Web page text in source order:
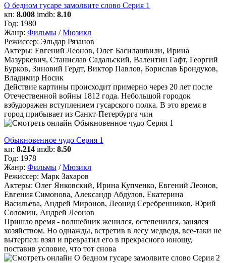
О бедном гусаре замолвите слово Серия 1
кп: 8.008 imdb: 8.10
Год: 1980
Жанр: Фильмы /Мюзикл
Режиссер: Эльдар Рязанов
Актеры: Евгений Леонов, Олег Басилашвили, Ирина
Мазуркевич, Станислав Садальский, Валентин Гафт, Георгий
Бурков, Зиновий Гердт, Виктор Павлов, Борислав Брондуков,
Владимир Носик
Действие картины происходит примерно через 20 лет после
Отечественной войны 1812 года. Небольшой городок
взбудоражен вступлением гусарского полка. В это время в
город прибывает из Санкт-Петербурга чин
Обыкновенное чудо Серия 1
кп: 8.214 imdb: 8.50
Год: 1978
Жанр: Фильмы /Мюзикл
Режиссер: Марк Захаров
Актеры: Олег Янковский, Ирина Купченко, Евгений Леонов,
Евгения Симонова, Александр Абдулов, Екатерина
Васильева, Андрей Миронов, Леонид Серебренников, Юрий
Соломин, Андрей Леонов
Пришло время - волшебник женился, остепенился, занялся
хозяйством. Но однажды, встретив в лесу медведя, все-таки не
вытерпел: взял и превратил его в прекрасного юношу,
поставив условие, что тот снова